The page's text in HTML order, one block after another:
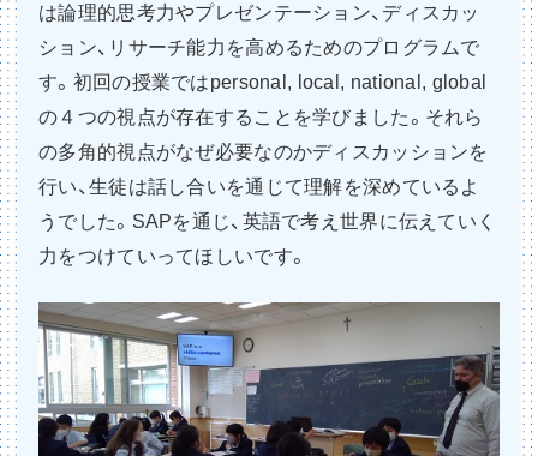
は論理的思考力やプレゼンテーション、ディスカッ
ション、リサーチ能力を高めるためのプログラムで
す。初回の授業ではpersonal, local, national, global
の４つの視点が存在することを学びました。それら
の多角的視点がなぜ必要なのかディスカッションを
行い、生徒は話し合いを通じて理解を深めているよ
うでした。SAPを通じ、英語で考え世界に伝えていく
力をつけていってほしいです。